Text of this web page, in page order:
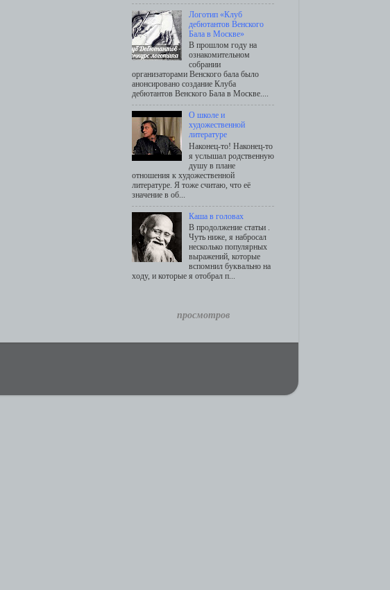
Логотип «Клуб
дебютантов Венского
Бала в Москве»
В прошлом году на
ознакомительном
собрании
организаторами Венского бала было
анонсировано создание Клуба
дебютантов Венского Бала в Москве....
О школе и
художественной
литературе
Наконец-то! Наконец-то
я услышал родственную
душу в плане
отношения к художественной
литературе. Я тоже считаю, что её
значение в об...
Каша в головах
В продолжение статьи .
Чуть ниже, я набросал
несколько популярных
выражений, которые
вспомнил буквально на
ходу, и которые я отобрал п...
просмотров